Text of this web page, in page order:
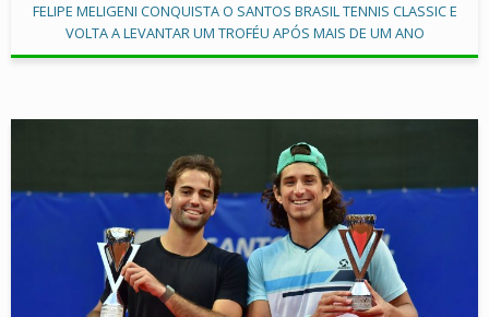
FELIPE MELIGENI CONQUISTA O SANTOS BRASIL TENNIS CLASSIC E
VOLTA A LEVANTAR UM TROFÉU APÓS MAIS DE UM ANO